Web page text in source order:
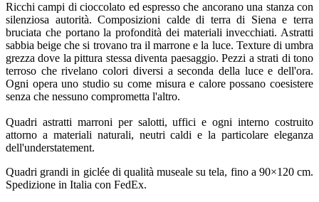
Ricchi campi dicioccolato ed espresso che ancorano una stanza con
silenziosa autorità.Composizioni calde di terra di Siena eterra
bruciata che portano la profondità dei materiali invecchiati. Astratti
sabbia beige che si trovano tra il marrone e la luce. Texture diumbra
grezza dove la pittura stessadiventa paesaggio. Pezzi a strati ditono
terroso che rivelano colori diversi a seconda della luce edell'ora.
Ogni opera uno studio su come misura e calore possano coesistere
senza che nessuno comprometta l'altro.
Quadri astratti marroni per salotti,uffici e ogni interno costruito
attorno a materiali naturali, neutri caldi e la particolare eleganza
dell'understatement.
Quadri grandiin giclée di qualità museale su tela, fino a 90×120 cm.
Spedizione in Italia con FedEx.